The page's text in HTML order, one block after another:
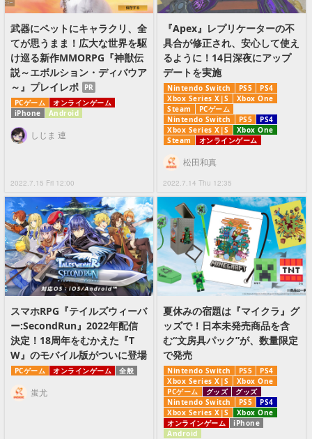
武器にペットにキャラクリ、全
てが思うまま！広大な世界を駆
け巡る新作MMORPG『神獣伝
説～エボルション・ディバウア
～』プレイレポ
PR
PCゲーム
オンラインゲーム
iPhone
Android
2022.7.15 Fri 12:00
しじま 連
『Apex』レプリケーターの不
具合が修正され、安心して使え
るように！14日深夜にアップ
デートを実施
Nintendo Switch PS5
PS4
Xbox Series X|S
Xbox One
Steam
PCゲーム
Nintendo Switch
PS5
PS4
Xbox Series X|S
Xbox One
Steam
オンラインゲーム
2022.7.14 Thu 12:35
松田和真
スマホRPG『テイルズウィーバ
ー:SecondRun』2022年配信
決定！18周年をむかえた『T
W』のモバイル版がついに登場
PCゲーム オンラインゲーム 全般
蚩尤
夏休みの宿題は『マイクラ』グ
ッズで！日本未発売商品を含
む“文房具パック”が、数量限定
で発売
Nintendo Switch PS5
PS4
Xbox Series X|S
Xbox One
PCゲーム
グッズ
グッズ
Nintendo Switch
PS5
PS4
Xbox Series X|S
Xbox One
オンラインゲーム
iPhone
Android